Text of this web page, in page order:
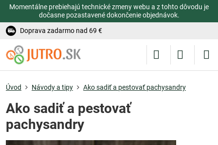
Momentálne prebiehajú technické zmeny webu a z tohto dôvodu je
dočasne pozastavené dokončenie objednávok.
Doprava zadarmo nad 69 €
Úvod Návody a tipy Ako sadiť a pestovať pachysandry
Ako sadiť a pestovať
pachysandry